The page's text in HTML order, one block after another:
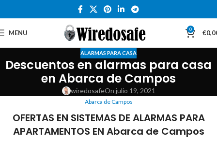
MENU 0 €
ALARMAS PARA CASA
Descuentos en alarmas para casa
en Abarca de Campos
wiredosafeOn julio 19, 2021
Abarca de Campos
OFERTAS EN SISTEMAS DE ALARMAS PARA
APARTAMENTOS EN Abarca de Campos